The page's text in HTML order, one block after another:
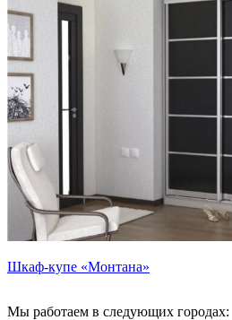
Шкаф-купе «Монтана»
Мы работаем в следующих городах: